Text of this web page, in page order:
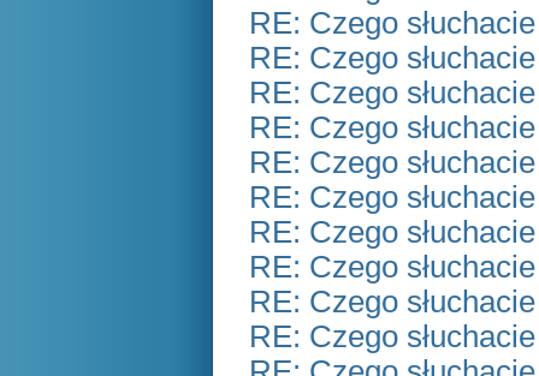
RE: Czego
RE: Czego
RE: Czego
RE: Czego
RE: Czego
RE: Czego
RE: Czego
RE: Czego
RE: Czego
RE: Czego